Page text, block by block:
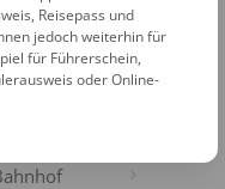
Reisepass und
jedoch weiterhin für
für Führerschein,
oder Online-